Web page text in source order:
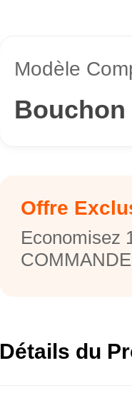
Modèle
Offre
Economisez
Détails du